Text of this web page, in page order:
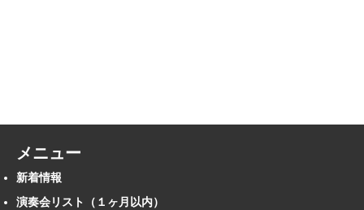
メニュー
新着情報
演奏会リスト（１ヶ月以内）